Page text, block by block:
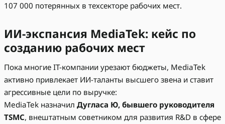
107 000 потерянных в техсекторе рабочих мест.
ИИ-экспансия MediaTek: кейс по
созданию рабочих мест
Пока многие IT-компании урезают бюджеты, MediaTek
активно привлекает ИИ-таланты высшего звена и ставит
агрессивные цели по выручке:
MediaTek назначил Дугласа Ю, бывшего руководителя
TSMC, внештатным советником для развития R&D в сфере